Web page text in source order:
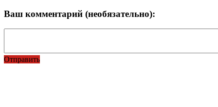
Ваш комментарий (необязательно):
Отправить